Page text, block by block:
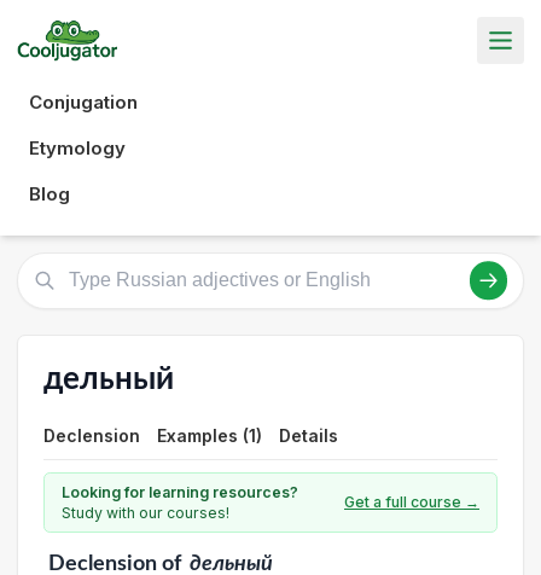
Conjugation
Etymology
Blog
дельный
Declension Examples (1) Details
Looking for learning resources?
Study with our courses!
Get a full course →
Declensionof дельный